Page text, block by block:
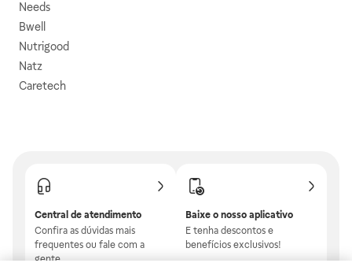
Needs
Bwell
Nutrigood
Natz
Caretech
Central de atendimento
Confira as dúvidas mais
frequentes ou fale com a
gente.
Baixe o nosso aplicativo
E tenha descontos e
benefícios exclusivos!